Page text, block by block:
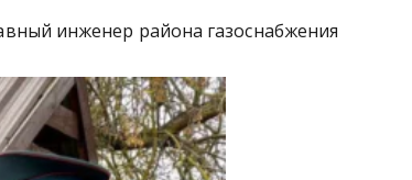
инженер района газоснабжения